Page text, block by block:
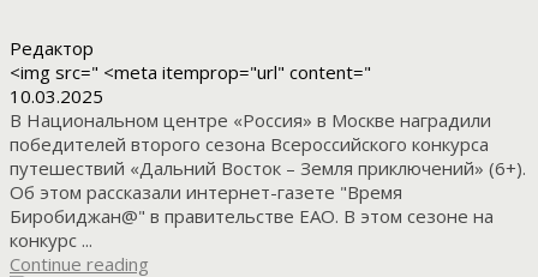
Редактор
<img src=" <meta itemprop="url" content="
10.03.2025
В Национальном центре «Россия» в Москве наградили
победителей второго сезона Всероссийского конкурса
путешествий «Дальний Восток – Земля приключений» (6+).
Об этом рассказали интернет-газете "Время
Биробиджан@" в правительстве ЕАО. В этом сезоне на
конкурс ...
Continue reading